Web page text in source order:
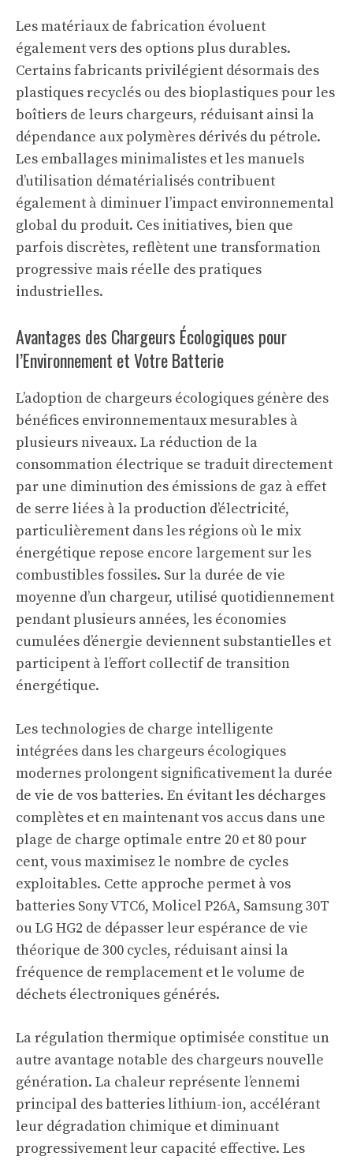
Les matériaux de fabrication évoluent
également vers des options plus durables.
Certains fabricants privilégient désormais des
plastiques recyclés ou des bioplastiques pour les
boîtiers de leurs chargeurs, réduisant ainsi la
dépendance aux polymères dérivés du pétrole.
Les emballages minimalistes et les manuels
d’utilisation dématérialisés contribuent
également à diminuer l’impact environnemental
global du produit. Ces initiatives, bien que
parfois discrètes, reflètent une transformation
progressive mais réelle des pratiques
industrielles.
Avantages des Chargeurs Écologiques pour
l’Environnement et Votre Batterie
L’adoption de chargeurs écologiques génère des
bénéfices environnementaux mesurables à
plusieurs niveaux. La réduction de la
consommation électrique se traduit directement
par une diminution des émissions de gaz à effet
de serre liées à la production d’électricité,
particulièrement dans les régions où le mix
énergétique repose encore largement sur les
combustibles fossiles. Sur la durée de vie
moyenne d’un chargeur, utilisé quotidiennement
pendant plusieurs années, les économies
cumulées d’énergie deviennent substantielles et
participent à l’effort collectif de transition
énergétique.
Les technologies de charge intelligente
intégrées dans les chargeurs écologiques
modernes prolongent significativement la durée
de vie de vos batteries. En évitant les décharges
complètes et en maintenant vos accus dans une
plage de charge optimale entre 20 et 80 pour
cent, vous maximisez le nombre de cycles
exploitables. Cette approche permet à vos
batteries Sony VTC6, Molicel P26A, Samsung 30T
ou LG HG2 de dépasser leur espérance de vie
théorique de 300 cycles, réduisant ainsi la
fréquence de remplacement et le volume de
déchets électroniques générés.
La régulation thermique optimisée constitue un
autre avantage notable des chargeurs nouvelle
génération. La chaleur représente l’ennemi
principal des batteries lithium-ion, accélérant
leur dégradation chimique et diminuant
progressivement leur capacité effective. Les